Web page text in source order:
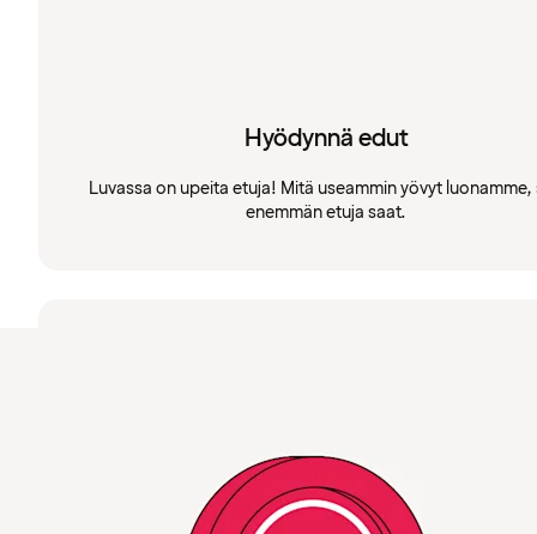
Hyödynnä edut
Luvassa on upeita etuja! Mitä useammin yövyt luonamme,
enemmän etuja saat.